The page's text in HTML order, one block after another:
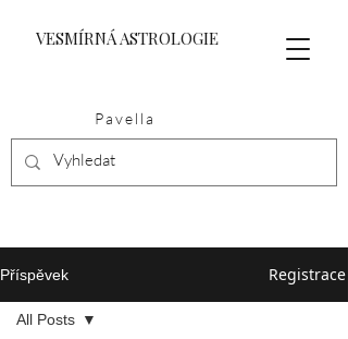
VESMÍRNÁ ASTROLOGIE
Pavella
Příspěvek Registrace
All Posts